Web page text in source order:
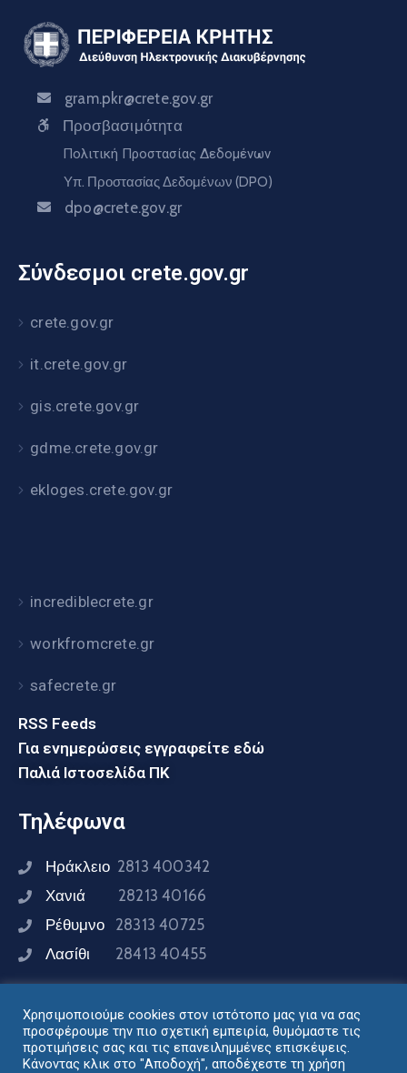
gram.pkr@crete.gov.gr
Προσβασιμότητα
Πολιτική Προστασίας Δεδομένων
Υπ. Προστασίας Δεδομένων (DPO)
dpo@crete.gov.gr
Σύνδεσμοι crete.gov.gr
crete.gov.gr
it.crete.gov.gr
gis.crete.gov.gr
gdme.crete.gov.gr
ekloges.crete.gov.gr
incrediblecrete.gr
workfromcrete.gr
safecrete.gr
RSS Feeds
Για ενημερώσεις εγγραφείτε εδώ
Παλιά Ιστοσελίδα ΠΚ
Τηλέφωνα
Ηράκλειο 2813 400342
Χανιά 28213 40166
Ρέθυμνο 28313 40725
Λασίθι 28413 40455
Συνδεθείτε μαζί μας
Χρησιμοποιούμε cookies στον ιστότοπο μας για να σας
προσφέρουμε την πιο σχετική εμπειρία, θυμόμαστε τις
προτιμήσεις σας και τις επανειλημμένες επισκέψεις.
Κάνοντας κλικ στο "Αποδοχή", αποδέχεστε τη χρήση